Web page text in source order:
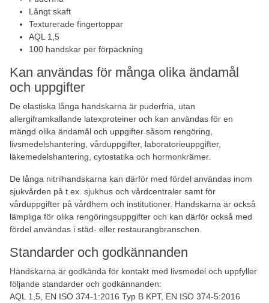
Långt skaft
Texturerade fingertoppar
AQL 1,5
100 handskar per förpackning
Kan användas för många olika ändamål
och uppgifter
De elastiska långa handskarna är puderfria, utan
allergiframkallande latexproteiner och kan användas för en
mängd olika ändamål och uppgifter såsom rengöring,
livsmedelshantering, vårduppgifter, laboratorieuppgifter,
läkemedelshantering, cytostatika och hormonkrämer.
De långa nitrilhandskarna kan därför med fördel användas inom
sjukvården på t.ex. sjukhus och vårdcentraler samt för
vårduppgifter på vårdhem och institutioner. Handskarna är också
lämpliga för olika rengöringsuppgifter och kan därför också med
fördel användas i städ- eller restaurangbranschen.
Standarder och godkännanden
Handskarna är godkända för kontakt med livsmedel och uppfyller
följande standarder och godkännanden:
AQL 1,5, EN ISO 374-1:2016 Typ B KPT, EN ISO 374-5:2016